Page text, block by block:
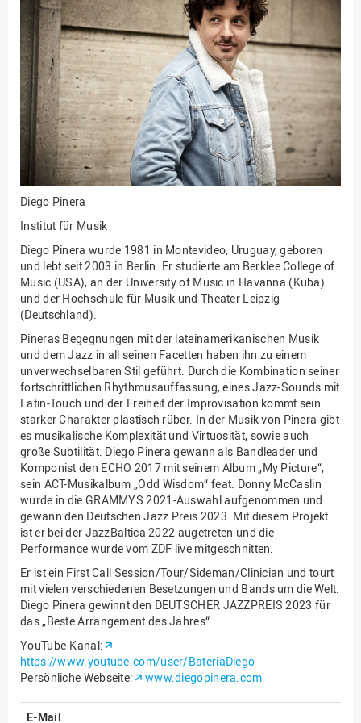
Fakultät
Ingenieurwissenschaften
und Informatik
Fakultät Management,
Kultur und Technik
Fakultät Wirtschafts- und
Sozialwissenschaften
Finanzen
Forschung, Kooperation,
Drittmittel
Gebäude und Technik
Gesellschaftliches
Engagement
Gleichstellungsbüro
Hochschulleitung
Hochschulplanung/-
strategie
Innenrevision
Institut für Musik
IT Service Center
Kommunikation und
Marketing
LearningCenter
Nachhaltigkeit
Personalentwicklung
Personalrat
Präsidialbüro
Professional School
Diego Pinera
Institut für Musik
Diego Pinera wurde 1981 in Montevideo, Uruguay, geboren
und lebt seit 2003 in Berlin. Er studierte am Berklee College of
Music (USA), an der University of Music in Havanna (Kuba)
und der Hochschule für Musik und Theater Leipzig
(Deutschland).
Pineras Begegnungen mit der lateinamerikanischen Musik
und dem Jazz in all seinen Facetten haben ihn zu einem
unverwechselbaren Stil geführt. Durch die Kombination seiner
fortschrittlichen Rhythmusauffassung, eines Jazz-Sounds mit
Latin-Touch und der Freiheit der Improvisation kommt sein
starker Charakter plastisch rüber. In der Musik von Pinera gibt
es musikalische Komplexität und Virtuosität, sowie auch
große Subtilität. Diego Pinera gewann als Bandleader und
Komponist den ECHO 2017 mit seinem Album „My Picture“,
sein ACT-Musikalbum „Odd Wisdom“ feat. Donny McCaslin
wurde in die GRAMMYS 2021-Auswahl aufgenommen und
gewann den Deutschen Jazz Preis 2023. Mit diesem Projekt
ist er bei der JazzBaltica 2022 augetreten und die
Performance wurde vom ZDF live mitgeschnitten.
Er ist ein First Call Session/Tour/Sideman/Clinician und tourt
mit vielen verschiedenen Besetzungen und Bands um die Welt.
Diego Pinera gewinnt den DEUTSCHER JAZZPREIS 2023 für
das „Beste Arrangement des Jahres“.
YouTube-Kanal:
https://www.youtube.com/user/BateriaDiego
Persönliche Webseite:
www.diegopinera.com
E-Mail